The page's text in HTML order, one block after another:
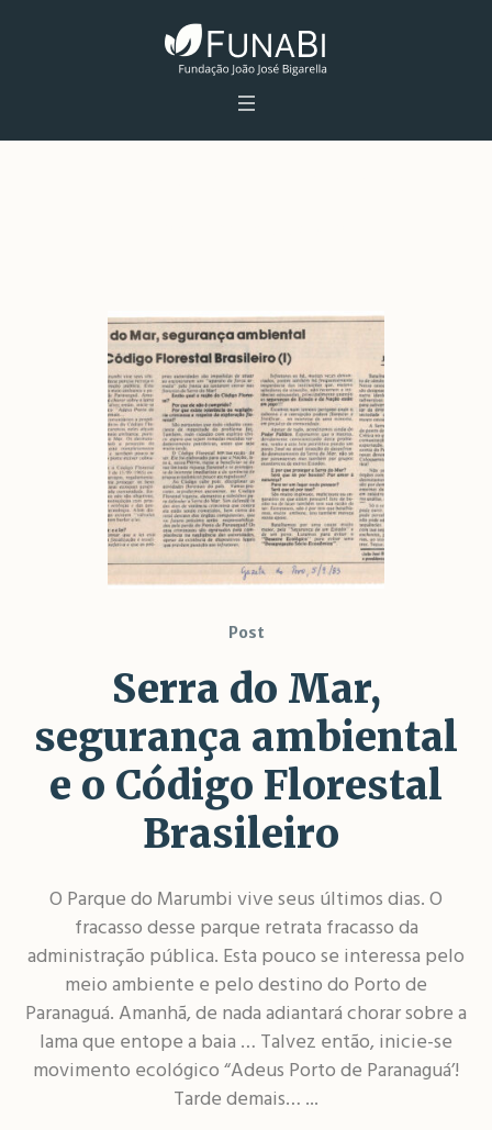
Post
Serra do Mar,
segurança ambiental
e o Código Florestal
Brasileiro
O Parque do Marumbi vive seus últimos dias. O
fracasso desse parque retrata fracasso da
administração pública. Esta pouco se interessa pelo
meio ambiente e pelo destino do Porto de
Paranaguá. Amanhã, de nada adiantará chorar sobre a
lama que entope a baia … Talvez então, inicie-se
movimento ecológico “Adeus Porto de Paranaguá’!
Tarde demais… ...